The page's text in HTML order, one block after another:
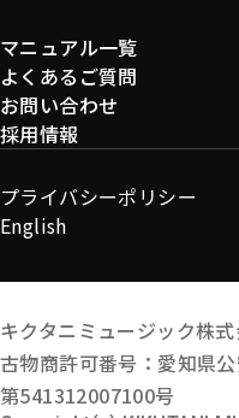
マニュアル一覧
よくあるご質問
お問い合わせ
採用情報
プライバシーポリシー
English
キクタニミュージック株
古物商許可番号：愛知県
第541312007100号